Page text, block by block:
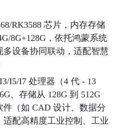
RK3588 芯片，内存存储
8G+128G，依托鸿蒙系统
设备协同联动，适配智慧
I5/I7 处理器（4 代 - 13
、存储从 128G 到 512G
（如 CAD 设计、数据分
配高精度工业控制、工业